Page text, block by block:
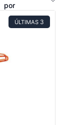
por
ÚLTIMAS 3